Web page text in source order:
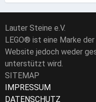
Lauter Steine e.V.
LEGO® ist eine Marke der
Website jedoch weder
unterstützt wird.
SITEMAP
IMPRESSUM
DATENSCHUTZ